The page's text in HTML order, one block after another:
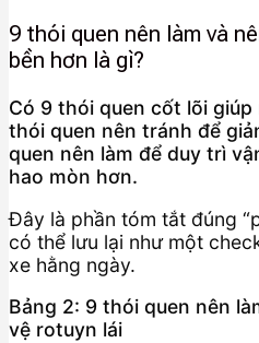
9 thói quen nên làm và
bền hơn là gì?
Có 9 thói quen cốt lõi
thói quen nên tránh để
quen nên làm để duy trì
hao mòn hơn.
Đây là phần tóm tắt đúng
có thể lưu lại như một
xe hằng ngày.
Bảng 2: 9 thói quen nên
vệ rotuyn lái